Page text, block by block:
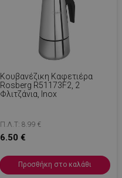
Κουβανέζικη Καφετιέρα
Rosberg R51173F2, 2
Φλιτζάνια, Inox
Π.Λ.Τ: 8.99 €
6.50 €
Προσθήκη στο καλάθι